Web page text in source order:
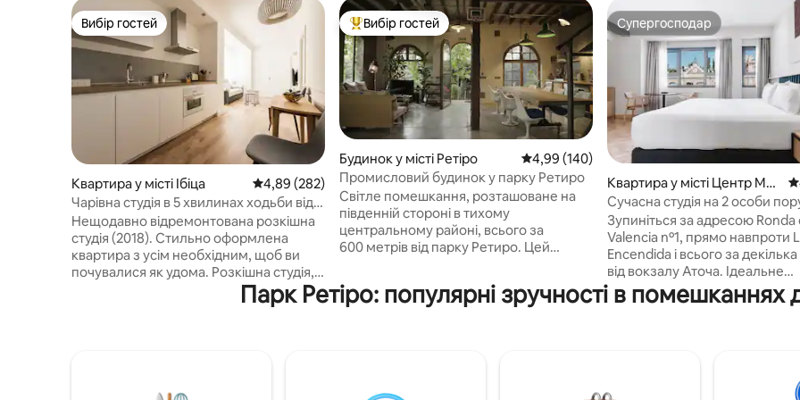
Вибір гостей
Вибір гостей
Квартира у місті Ібіца Середня оцінка: 4,89 з 5, відгуки: 282
4,89 (282)
Чарівна студія в 5 хвилинах ходьби від
парку Ретиро, затишна...
Нещодавно відремонтована розкішна
студія (2018). Стильно оформлена
квартира з усім необхідним, щоб ви
почувалися як удома. Розкішна студія,
нещодавно відремонтована (2018).
Стильно оформлене помешкання,
2 дітьми або для відрядження. У
Топ вибір гостей
Вибір гостей
Будинок у місті Ретіро Середня оцінка: 4,99 з 5, відгуки: 140
4,99 (140)
Промисловий будинок у парку Ретиро
Світле помешкання, розташоване на
південній стороні в тихому
центральному районі, всього за
600 метрів від парку Ретиро. Цей
поєднуються веселість, оригінальність
та індустріальний шик, має багато
Супергосподар
Супергосподар
Квартира у місті Центр Мад
рид
Сучасна студія на 2 особи
вокзалом Аточа
Зупиніться за адресою Ronda
Valencia nº1, прямо навпроти
Encendida і всього за
від вокзалу Аточа. Ідеальне
розташування, щоб
Мадрид пішки, поруч із
повністю обладнана студія з
пральною та сушильною
Парк Ретіро: популярні зручності в помешканнях